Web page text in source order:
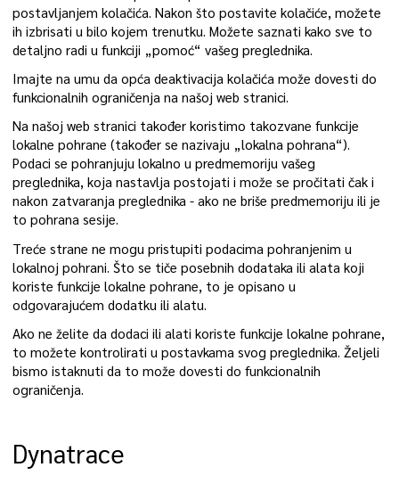
postavljanjem kolačića. Nakon što postavite kolačiće, možete
ih izbrisati u bilo kojem trenutku. Možete saznati kako sve to
detaljno radi u funkciji „pomoć“ vašeg preglednika.
Imajte na umu da opća deaktivacija kolačića može dovesti do
funkcionalnih ograničenja na našoj web stranici.
Na našoj web stranici također koristimo takozvane funkcije
lokalne pohrane (također se nazivaju „lokalna pohrana“).
Podaci se pohranjuju lokalno u predmemoriju vašeg
preglednika, koja nastavlja postojati i može se pročitati čak i
nakon zatvaranja preglednika - ako ne briše predmemoriju ili je
to pohrana sesije.
Treće strane ne mogu pristupiti podacima pohranjenim u
lokalnoj pohrani. Što se tiče posebnih dodataka ili alata koji
koriste funkcije lokalne pohrane, to je opisano u
odgovarajućem dodatku ili alatu.
Ako ne želite da dodaci ili alati koriste funkcije lokalne pohrane,
to možete kontrolirati u postavkama svog preglednika. Željeli
bismo istaknuti da to može dovesti do funkcionalnih
ograničenja.
Dynatrace